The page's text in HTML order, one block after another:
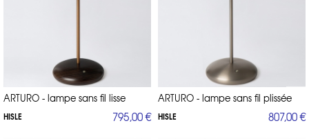
ARTURO - lampe sans fil lisse
HISLE 795,00 €
ARTURO - lampe sans fil plissée
HISLE 807,00 €